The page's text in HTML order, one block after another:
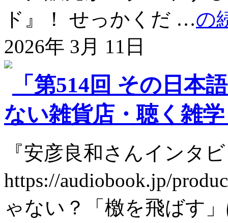
ド』！ せっかくだ …の
2026年 3月 11日
「第514回 その日本
ない雑貨店・聴く雑学
『安彦良和さんインタ
https://audiobook.jp/
ゃない？「檄を飛ばす